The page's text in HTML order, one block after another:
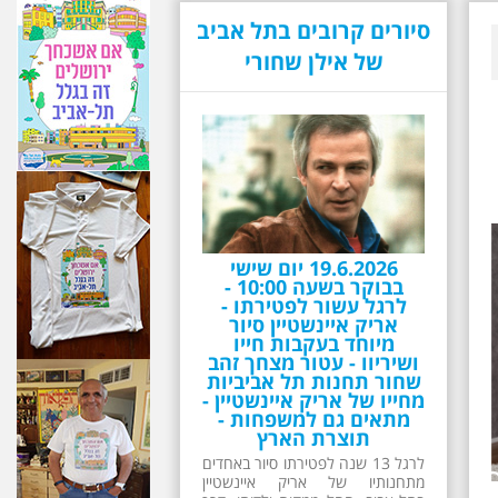
סיורים קרובים בתל אביב
של אילן שחורי
19.6.2026 יום שישי
בבוקר בשעה 10:00 -
לרגל עשור לפטירתו -
אריק איינשטיין סיור
מיוחד בעקבות חייו
ושיריוו - עטור מצחך זהב
שחור תחנות תל אביביות
מחייו של אריק איינשטיין -
מתאים גם למשפחות -
תוצרת הארץ
לרגל 13 שנה לפטירתו סיור באחדים
מתחנותיו של אריק איינשטיין